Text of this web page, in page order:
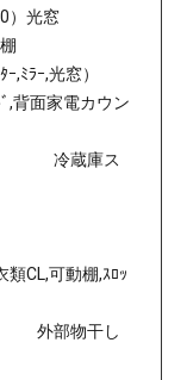
）光窓
ﾗｰ,光窓）
,背面家電カウン
ス
CL,可動棚,ｽﾛｯ
し